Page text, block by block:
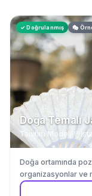
✓ Doğrulanmış 🎭
Doğa Temalı
Tanıtım Modeli
Doğa ortamında
organizasyonlar ve